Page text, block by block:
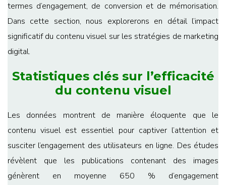
termes d’engagement, de conversion et de mémorisation.
Dans cette section, nous explorerons en détail l’impact
significatif du contenu visuel sur les stratégies de marketing
digital.
Statistiques clés sur l’efficacité
du contenu visuel
Les données montrent de manière éloquente que le
contenu visuel est essentiel pour captiver l’attention et
susciter l’engagement des utilisateurs en ligne. Des études
révèlent que les publications contenant des images
génèrent en moyenne 650 % d’engagement